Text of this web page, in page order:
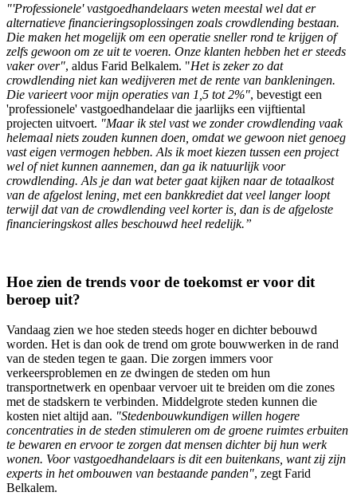
"'Professionele' vastgoedhandelaars weten meestal wel dat er
alternatieve financieringsoplossingen zoals crowdlending bestaan.
Die maken het mogelijk om een operatie sneller rond te krijgen of
zelfs gewoon om ze uit te voeren. Onze klanten hebben het er steeds
vaker over", aldus Farid Belkalem. "Het is zeker zo dat
crowdlending niet kan wedijveren met de rente van bankleningen.
Die varieert voor mijn operaties van 1,5 tot 2%", bevestigt een
'professionele' vastgoedhandelaar die jaarlijks een vijftiental
projecten uitvoert. "Maar ik stel vast we zonder crowdlending vaak
helemaal niets zouden kunnen doen, omdat we gewoon niet genoeg
vast eigen vermogen hebben. Als ik moet kiezen tussen een project
wel of niet kunnen aannemen, dan ga ik natuurlijk voor
crowdlending. Als je dan wat beter gaat kijken naar de totaalkost
van de afgelost lening, met een bankkrediet dat veel langer loopt
terwijl dat van de crowdlending veel korter is, dan is de afgeloste
financieringskost alles beschouwd heel redelijk.”
Hoe zien de trends voor de toekomst er voor dit
beroep uit?
Vandaag zien we hoe steden steeds hoger en dichter bebouwd
worden. Het is dan ook de trend om grote bouwwerken in de rand
van de steden tegen te gaan. Die zorgen immers voor
verkeersproblemen en ze dwingen de steden om hun
transportnetwerk en openbaar vervoer uit te breiden om die zones
met de stadskern te verbinden. Middelgrote steden kunnen die
kosten niet altijd aan. "Stedenbouwkundigen willen hogere
concentraties in de steden stimuleren om de groene ruimtes erbuiten
te bewaren en ervoor te zorgen dat mensen dichter bij hun werk
wonen. Voor vastgoedhandelaars is dit een buitenkans, want zij zijn
experts in het ombouwen van bestaande panden", zegt Farid
Belkalem.